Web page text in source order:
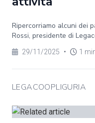
Ripercorriamo alcuni dei
Rossi, presidente di
29/11/2025 • 1
LEGACOOPLIGURIA